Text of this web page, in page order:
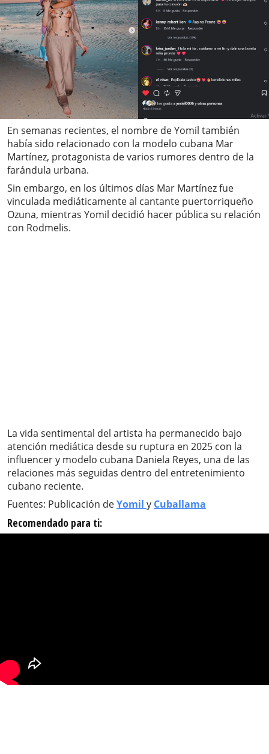
En semanas recientes, el nombre de Yomil también
había sido relacionado con la modelo cubana Mar
Martínez, protagonista de varios rumores dentro de la
farándula urbana.
Sin embargo, en los últimos días Mar Martínez fue
vinculada mediáticamente al cantante puertorriqueño
Ozuna, mientras Yomil decidió hacer pública su relación
con Rodmelis.
La vida sentimental del artista ha permanecido bajo
atención mediática desde su ruptura en 2025 con la
influencer y modelo cubana Daniela Reyes, una de las
relaciones más seguidas dentro del entretenimiento
cubano reciente.
Fuentes: Publicación deYomil y Cuballama
Recomendado para ti: